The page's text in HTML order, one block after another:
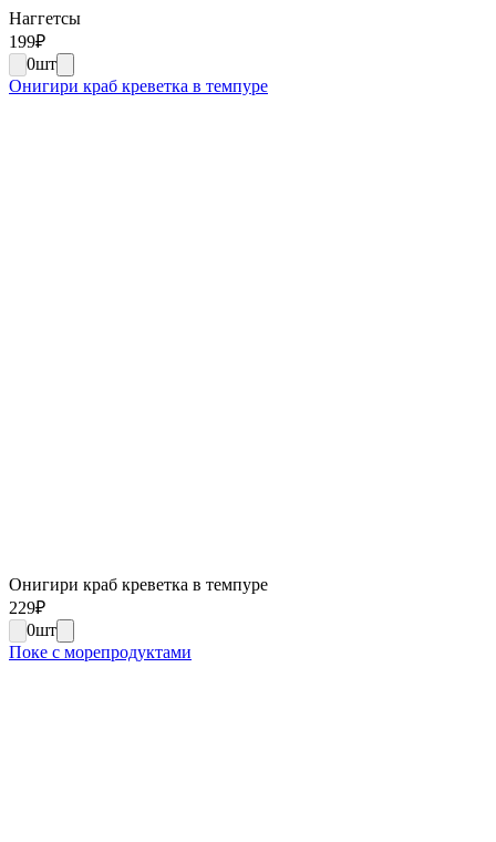
Наггетсы
199₽
0шт
Онигири краб креветка в темпуре
Онигири краб креветка в темпуре
229₽
0шт
Поке с морепродуктами